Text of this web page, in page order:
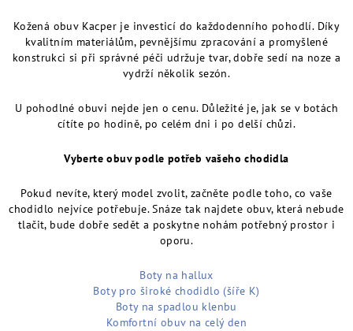
Kožená obuv Kacper je investicí do každodenního pohodlí. Díky
kvalitním materiálům, pevnějšímu zpracování a promyšlené
konstrukci si při správné péči udržuje tvar, dobře sedí na noze a
vydrží několik sezón.
U pohodlné obuvi nejde jen o cenu. Důležité je, jak se v botách
cítíte po hodině, po celém dni i po delší chůzi.
Vyberte obuv podle potřeb vašeho chodidla
Pokud nevíte, který model zvolit, začněte podle toho, co vaše
chodidlo nejvíce potřebuje. Snáze tak najdete obuv, která nebude
tlačit, bude dobře sedět a poskytne nohám potřebný prostor i
oporu.
Boty na hallux
Boty pro široké chodidlo (šíře K)
Boty na spadlou klenbu
Komfortní obuv na celý den